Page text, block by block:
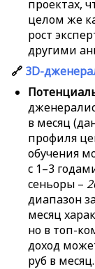
проектах,
целом же
рост
другими
🔗 3D-
в месяц
профиля
обучения
с 1–3
сеньоры –
диапазон
месяц
но в топ-
доход
руб в месяц.